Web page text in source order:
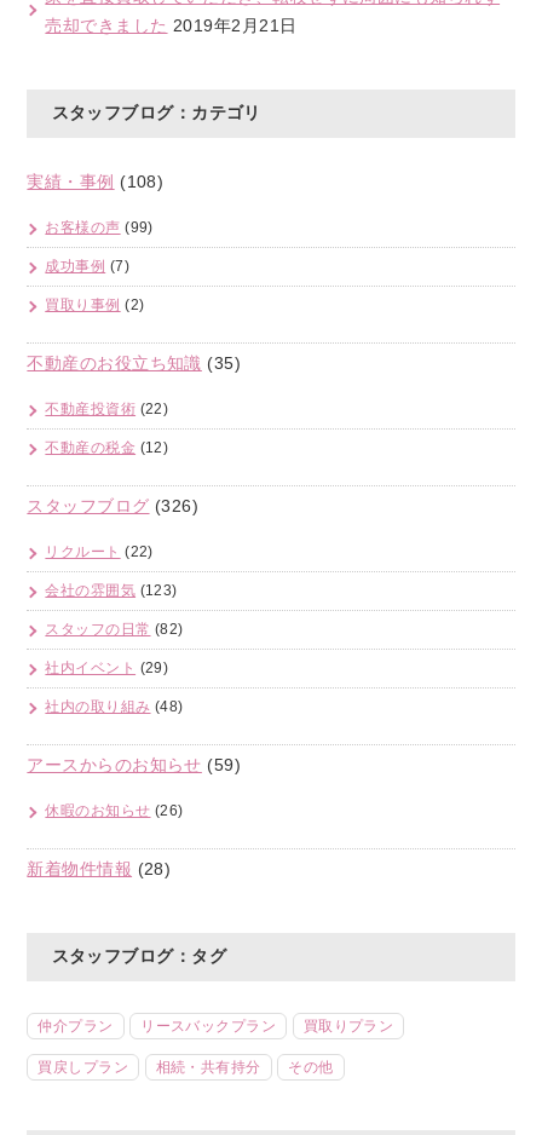
売却できました 2019年2月21日
スタッフブログ：カテゴリ
実績・事例 (108)
お客様の声 (99)
成功事例 (7)
買取り事例 (2)
不動産のお役立ち知識 (35)
不動産投資術 (22)
不動産の税金 (12)
スタッフブログ (326)
リクルート (22)
会社の雰囲気 (123)
スタッフの日常 (82)
社内イベント (29)
社内の取り組み (48)
アースからのお知らせ (59)
休暇のお知らせ (26)
新着物件情報 (28)
スタッフブログ：タグ
仲介プラン リースバックプラン 買取りプラン
買戻しプラン 相続・共有持分 その他